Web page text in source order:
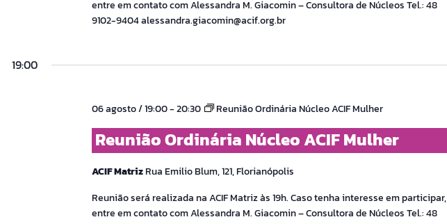
entre em contato com Alessandra M. Giacomin – Consultora de Núcleos Tel.: 48
9102-9404 alessandra.giacomin@acif.org.br
19:00
06 agosto / 19:00-20:30 Reunião Ordinária Núcleo ACIF Mulher
Reunião Ordinária Núcleo ACIF Mulher
ACIF MatrizRua Emilio Blum, 121, Florianópolis
Reunião será realizada na ACIF Matriz às 19h. Caso tenha interesse em participar,
entre em contato com Alessandra M. Giacomin – Consultora de Núcleos Tel.: 48